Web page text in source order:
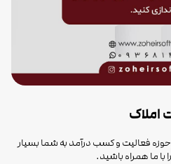
املاک
فعالیت و کسب درآمد به شما بسیار
با ما همراه باشید.